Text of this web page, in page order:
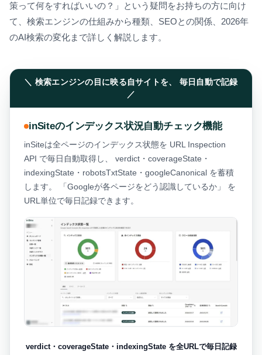
策って何をすればいいの？」という疑問をお持ちの方に向け
て、検索エンジンの仕組みから種類、SEOとの関係、2026年
のAI検索の変化まで詳しく解説します。
＼ 検索エンジンの目に映る自サイトを、 毎日自動で記録
／
inSiteのインデックス状況自動チェック機能
inSiteは全ページのインデックス状態を URL Inspection
API で毎日自動取得し、 verdict・coverageState・
indexingState・robotsTxtState・googleCanonical を蓄積
します。 「Googleが各ページをどう認識しているか」 を
URL単位で毎日記録できます。
verdict・coverageState・indexingState を全URLで毎日記録